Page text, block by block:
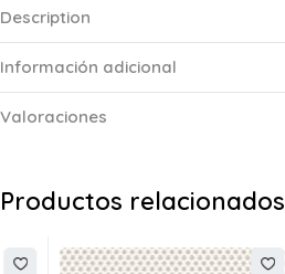
Description
Información adicional
Valoraciones
Productos relacionados